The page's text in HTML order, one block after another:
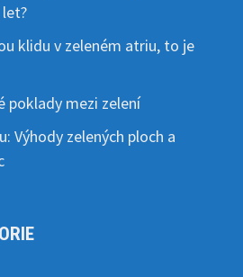
klidu v zeleném atriu, to je
poklady mezi zelení
Výhody zelených ploch a